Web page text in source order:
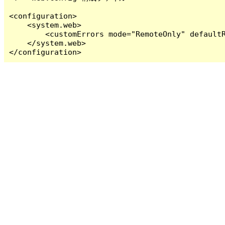
<configuration>
    <system.web>
<customErrors mode="RemoteOnly"
    </system.web>
</configuration>